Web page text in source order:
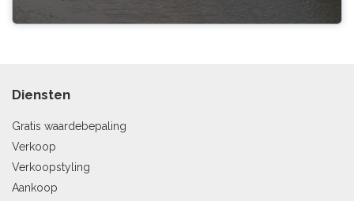
Diensten
Gratis waardebepaling
Verkoop
Verkoopstyling
Aankoop